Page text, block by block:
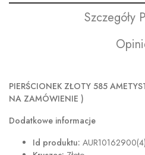
Szczegóły
PIERŚCIONEK ZŁOTY 585
NA ZAMÓWIENIE )
Dodatkowe informacje
Id produktu: